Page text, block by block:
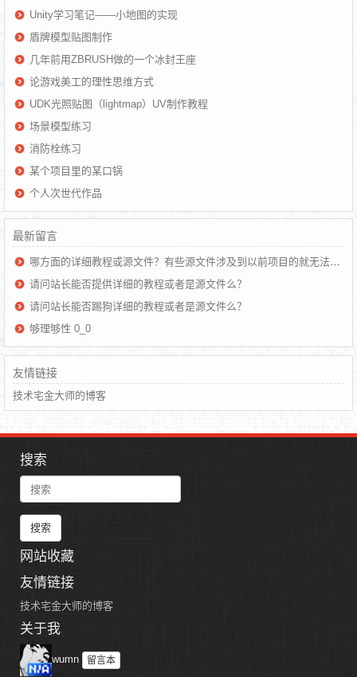
Unity学习笔记——小地图的实现
盾牌模型贴图制作
几年前用ZBRUSH做的一个冰封王座
论游戏美工的理性思维方式
UDK光照贴图（lightmap）UV制作教程
场景模型练习
消防栓练习
某个项目里的某口锅
个人次世代作品
最新留言
哪方面的详细教程或源文件？有些源文件涉及到以前项目的就无法提供了
请问站长能否提供详细的教程或者是源文件么？
请问站长能否踢狗详细的教程或者是源文件么？
够理够性 0_0
友情链接
技术宅金大师的博客
搜索
search
网站收藏
友情链接
技术宅金大师的博客
关于我
wumn 留言本